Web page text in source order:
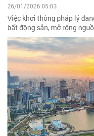
26/01/2026 05:03
Việc khơi thông pháp lý
bất động sản, mở rộng